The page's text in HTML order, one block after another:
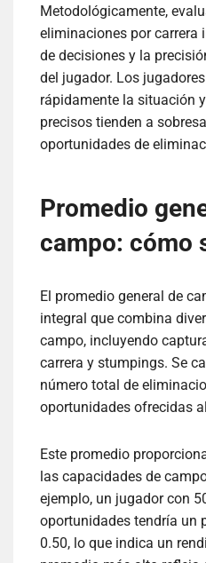
Metodológicamente,
eliminaciones por
de decisiones y la
del jugador. Los
rápidamente la situación
precisos tienden a
oportunidades de
Promedio
campo: cómo
El promedio general de
integral que combina
campo, incluyendo
carrera y stumpings. Se
número total de
oportunidades ofrecidas
Este promedio
las capacidades de
ejemplo, un jugador con
oportunidades tendría un
0.50, lo que indica un